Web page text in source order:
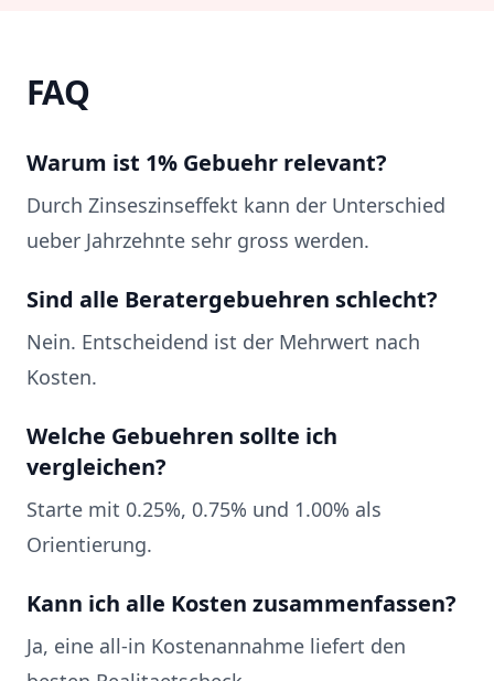
FAQ
Warum ist 1% Gebuehr relevant?
Durch Zinseszinseffekt kann der Unterschied
ueber Jahrzehnte sehr gross werden.
Sind alle Beratergebuehren schlecht?
Nein. Entscheidend ist der Mehrwert nach
Kosten.
Welche Gebuehren sollte ich
vergleichen?
Starte mit 0.25%, 0.75% und 1.00% als
Orientierung.
Kann ich alle Kosten zusammenfassen?
Ja, eine all-in Kostenannahme liefert den